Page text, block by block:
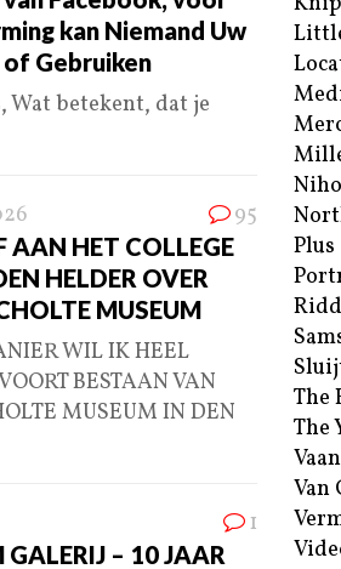
kan Niemand Uw
of Gebruiken
Wat betekent, dat je
95
AAN HET COLLEGE
HELDER OVER
MUSEUM
WIL IK HEEL
BESTAAN VAN
MUSEUM IN DEN
1
GALERIJ – 10 JAAR
Plus
The
The
Van